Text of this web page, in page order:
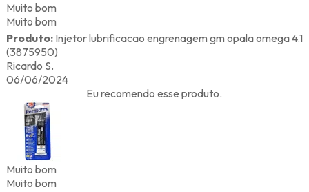
Muito bom
Muito bom
Produto:Injetor lubrificacao engrenagem gm opala omega 4.1
(3875950)
Ricardo S.
06/06/2024
Eu recomendo esse produto.
Muito bom
Muito bom